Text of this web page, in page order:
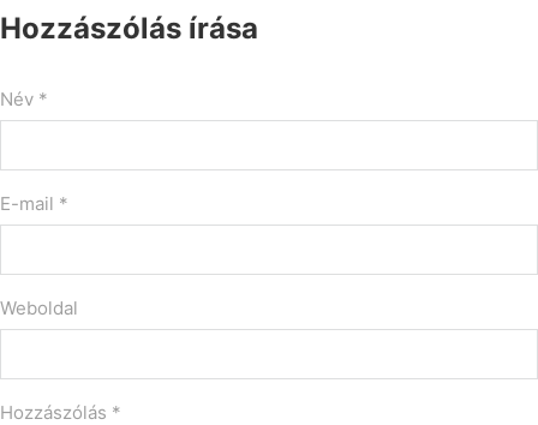
Hozzászólás írása
Név *
E-mail *
Weboldal
Hozzászólás *